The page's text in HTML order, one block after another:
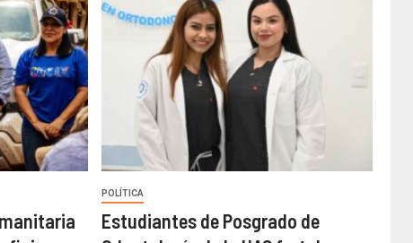
POLÍTICA
Estudiantes de Posgrado de